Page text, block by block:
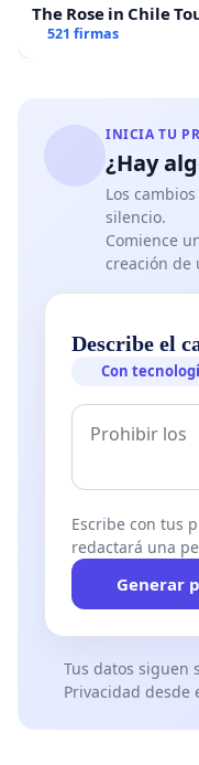
The Rose in Chile
521 firmas
INICIA TU
¿Hay
Los
silencio.
Comience
creación de
Describe el
Con
Escribe con tus
redactará una
Generar
Tus datos siguen
Privacidad desde